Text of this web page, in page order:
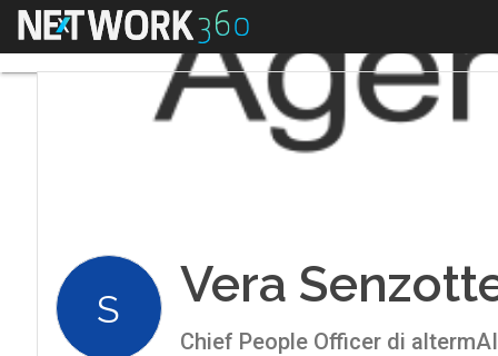
Menu
S Vera
Chief People Officer di